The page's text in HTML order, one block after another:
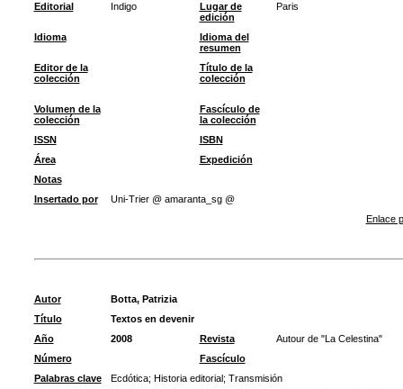
Editorial
Indigo
Lugar de
edición
Paris
Idioma
Idioma del
resumen
Editor de la
colección
Título de la
colección
Volumen de la
colección
Fascículo de
la colección
ISSN
ISBN
Área
Expedición
Notas
Insertado por
Uni-Trier @ amaranta_sg @
Enlace
Autor
Botta, Patrizia
Título
Textos en devenir
Año
2008 Revista
Autour de "La Celestina"
Número
Fascículo
Palabras clave
Ecdótica; Historia editorial; Transmisión